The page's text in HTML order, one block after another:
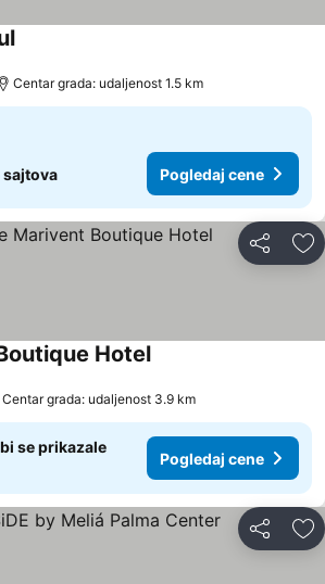
Pogledaj cene
Centar grada: udaljenost 1.5 km
sajtova Pogledaj cene
Deli
HotelPogledaj cene
Centar grada: udaljenost 3.9 km
se prikazale
Pogledaj cene
Deli